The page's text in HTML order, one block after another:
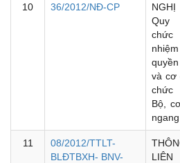
10 36/2012/NĐ-CP
Quy
chức
và cơ
Bộ,
11
08/2012/TTLT-
BLĐTBXH- BNV-
LIÊN